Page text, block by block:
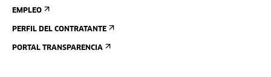
EMPLEO
PERFIL DEL CONTRATANTE
PORTAL TRANSPARENCIA